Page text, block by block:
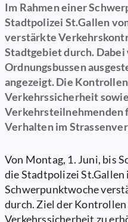
Im Rahmen einer
Stadtpolizei St.Gallen
verstärkte
Stadtgebiet durch.
Ordnungsbussen
angezeigt. Die
Verkehrssicherheit
Verkehrsteilnehmenden
Verhalten im
Von Montag, 1. Juni, bis
die Stadtpolizei
Schwerpunktwoche
durch. Ziel der Kontrollen
Verkehrssicherheit zu